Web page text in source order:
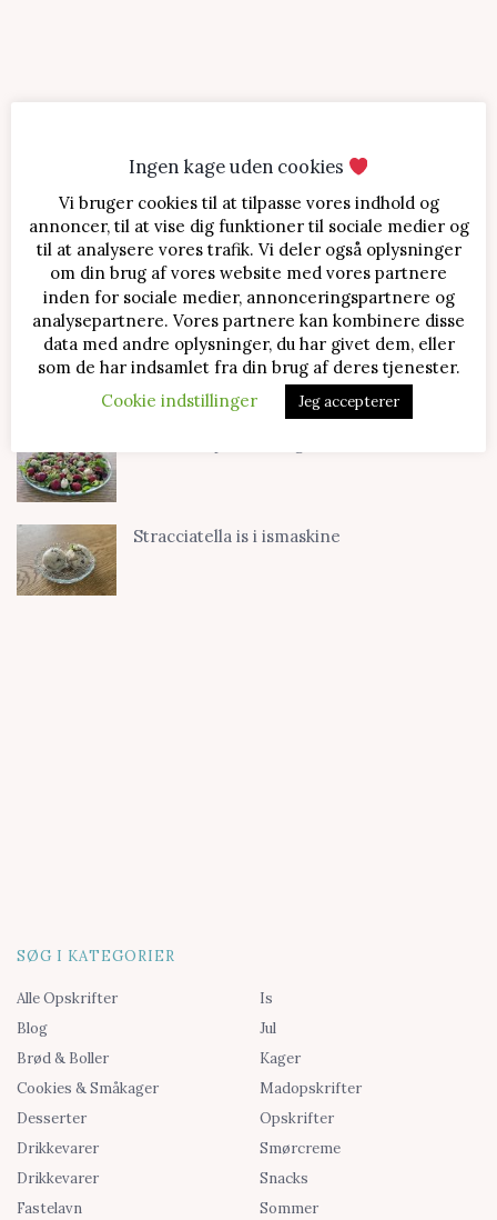
SENESTE OPSKRIFTER
Jordbærtærte med mascarponecreme
Klassisk cheesecake med kirsebær
Stracciatella is i ismaskine
SØG I KATEGORIER
Alle Opskrifter
Blog
Brød & Boller
Cookies & Småkager
Desserter
Drikkevarer
Drikkevarer
Fastelavn
Is
Jul
Kager
Madopskrifter
Opskrifter
Smørcreme
Snacks
Sommer
Ingen kage uden cookies
Vi bruger cookies til at tilpasse vores indhold og
annoncer, til at vise dig funktioner til sociale medier og
til at analysere vores trafik. Vi deler også oplysninger
om din brug af vores website med vores partnere
inden for sociale medier, annonceringspartnere og
analysepartnere. Vores partnere kan kombinere disse
data med andre oplysninger, du har givet dem, eller
som de har indsamlet fra din brug af deres tjenester.
Cookie indstillinger
Jeg accepterer